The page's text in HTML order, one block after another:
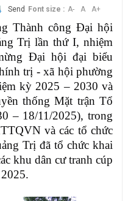
Send Font size : A- A A+
Thành công Đại hội
Trị lần thứ I, nhiệm
Đại hội đại biểu
trị - xã hội phường
kỳ 2025 – 2030 và
thống Mặt trận Tổ
– 18/11/2025), trong
và các tổ chức
Trị đã tổ chức khai
khu dân cư tranh cúp